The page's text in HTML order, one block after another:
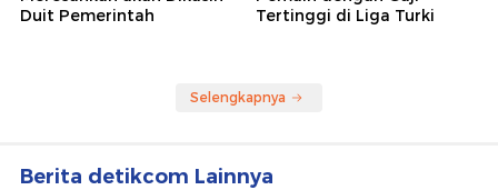
Duit Pemerintah
Tertinggi di Liga Turki
Selengkapnya
Berita detikcom Lainnya